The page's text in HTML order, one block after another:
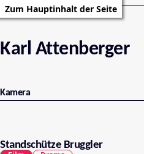
Zum Hauptinhalt der Seite
Karl Attenberger
Kamera
Standschütze Bruggler